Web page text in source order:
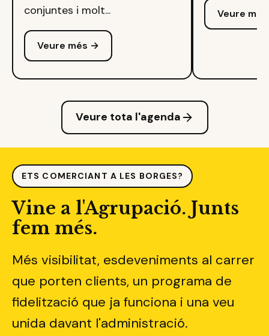
conjuntes i molt...
Veure més →
Veure
Veure tota l'agenda
ETS COMERCIANT A LES BORGES?
Vine a l'Agrupació. Junts
fem més.
Més visibilitat, esdeveniments al carrer
que porten clients, un programa de
fidelització que ja funciona i una veu
unida davant l'administració.